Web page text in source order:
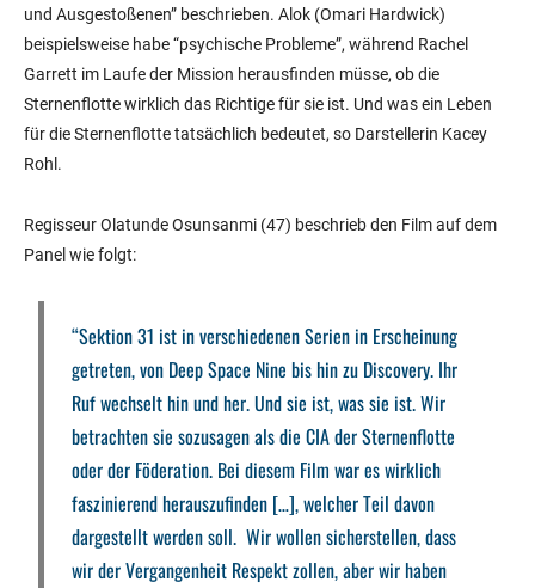
und Ausgestoßenen” beschrieben. Alok (Omari Hardwick)
beispielsweise habe “psychische Probleme”, während Rachel
Garrett im Laufe der Mission herausfinden müsse, ob die
Sternenflotte wirklich das Richtige für sie ist. Und was ein Leben
für die Sternenflotte tatsächlich bedeutet, so Darstellerin Kacey
Rohl.
Regisseur Olatunde Osunsanmi (47) beschrieb den Film auf dem
Panel wie folgt:
“Sektion 31 ist in verschiedenen Serien in Erscheinung
getreten, von Deep Space Nine bis hin zu Discovery. Ihr
Ruf wechselt hin und her. Und sie ist, was sie ist. Wir
betrachten sie sozusagen als die CIA der Sternenflotte
oder der Föderation. Bei diesem Film war es wirklich
faszinierend herauszufinden […], welcher Teil davon
dargestellt werden soll. Wir wollen sicherstellen, dass
wir der Vergangenheit Respekt zollen, aber wir haben